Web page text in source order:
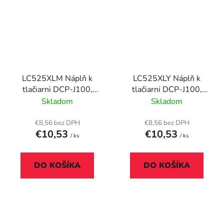
LC525XLM Náplň k
tlačiarni DCP-J100,
J105, BROTHER
Skladom
€8,56 bez DPH
€10,53 / ks
DO KOŠÍKA
LC525XLY Náplň k
tlačiarni DCP-J100,
J105, BROTHER žltá,
Skladom
€8,56 bez DPH
€10,53 / ks
DO KOŠÍKA